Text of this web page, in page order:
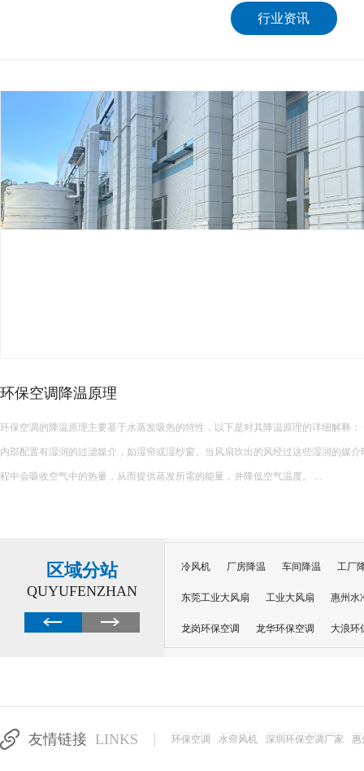
行业资讯
车间高温影响生产？工业节…
在精密制造、电子加工、五金生产等行业，车间温度不仅影响员工作业舒适度，
良品率。夏季车间高温环境下，精密设备易受热变形、参数偏移，导致产品瑕疵、
员工注意力不集中、疲劳乏力，大幅降低生产效率，给企业造成直接经济损...
区域分站
QUYUFENZHAN
冷风机 厂房降温 车间降温 工厂
东莞工业大风扇 工业大风扇 惠州水
龙岗环保空调 龙华环保空调 大浪环
友情链接 LINKS 环保空调 水帘风机 深圳环保空调厂家 惠